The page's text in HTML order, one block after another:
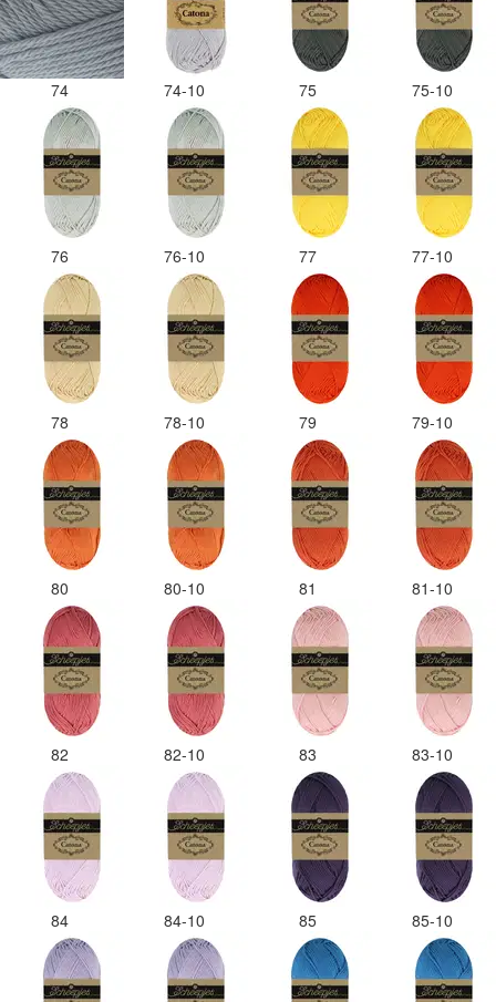
74 74-10 75 75-10
76 76-10 77 77-10
78 78-10 79 79-10
80 80-10 81 81-10
82 82-10 83 83-10
84 84-10 85 85-10